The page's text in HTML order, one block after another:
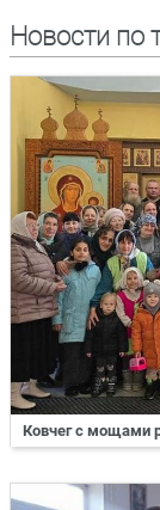
Новости по
Ковчег с мощами